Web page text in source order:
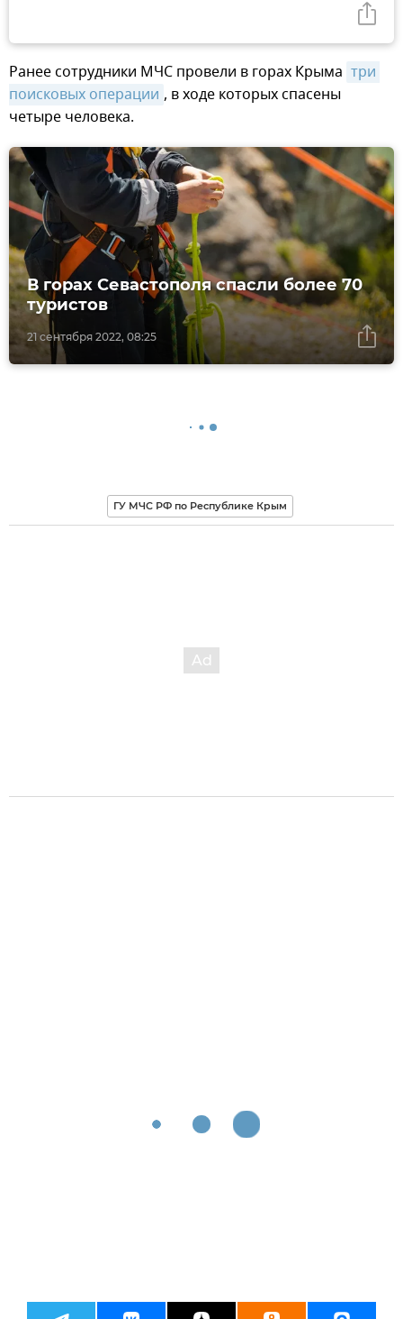
Ранее сотрудники МЧС провели в горах Крыма три
поисковых операции , в ходе которых спасены
четыре человека.
21 сентября 2022, 08:25
В горах Севастополя спасли более 70
туристов
ГУ МЧС РФ по Республике Крым